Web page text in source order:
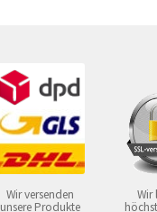
Wir versenden
unsere Produkte
Wir